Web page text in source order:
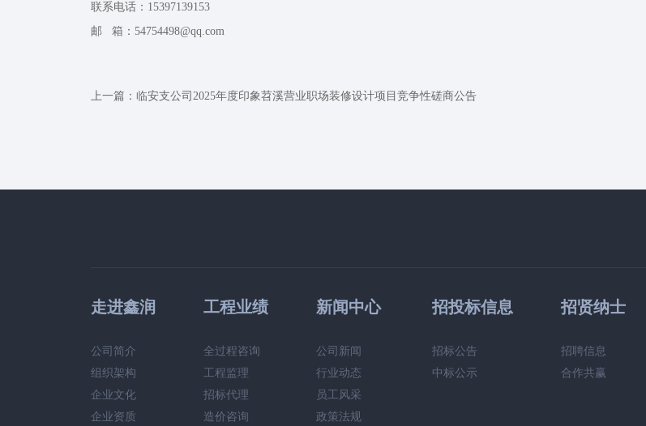
联系电话：15397139153
邮 箱：54754498@qq.com
上一篇： 临安支公司2025年度印象苕溪营业职场装修设计项目竞争性磋商公告
走进鑫润
公司简介
组织架构
企业文化
企业资质
工程业绩
全过程咨询
工程监理
招标代理
造价咨询
新闻中心
公司新闻
行业动态
员工风采
政策法规
招投标信息
招标公告
中标公示
招贤纳士
招聘信息
合作共赢